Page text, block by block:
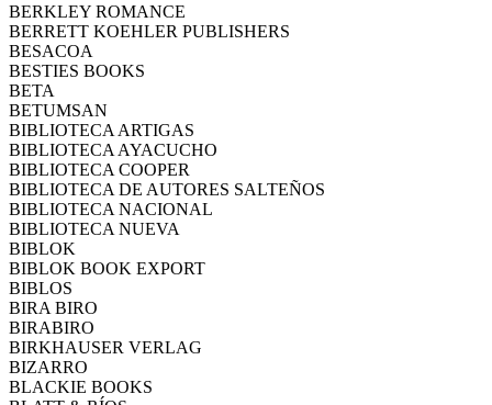
BERKLEY ROMANCE
BERRETT KOEHLER PUBLISHERS
BESACOA
BESTIES BOOKS
BETA
BETUMSAN
BIBLIOTECA ARTIGAS
BIBLIOTECA AYACUCHO
BIBLIOTECA COOPER
BIBLIOTECA DE AUTORES SALTEÑOS
BIBLIOTECA NACIONAL
BIBLIOTECA NUEVA
BIBLOK
BIBLOK BOOK EXPORT
BIBLOS
BIRA BIRO
BIRABIRO
BIRKHAUSER VERLAG
BIZARRO
BLACKIE BOOKS